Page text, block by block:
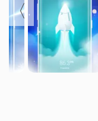
〉